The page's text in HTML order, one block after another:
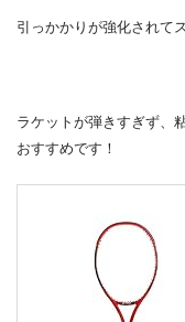
引っかかりが強化されて
ラケットが弾きすぎず、
おすすめです！